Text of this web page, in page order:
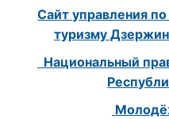
Сайт управления
туризму
Национальный